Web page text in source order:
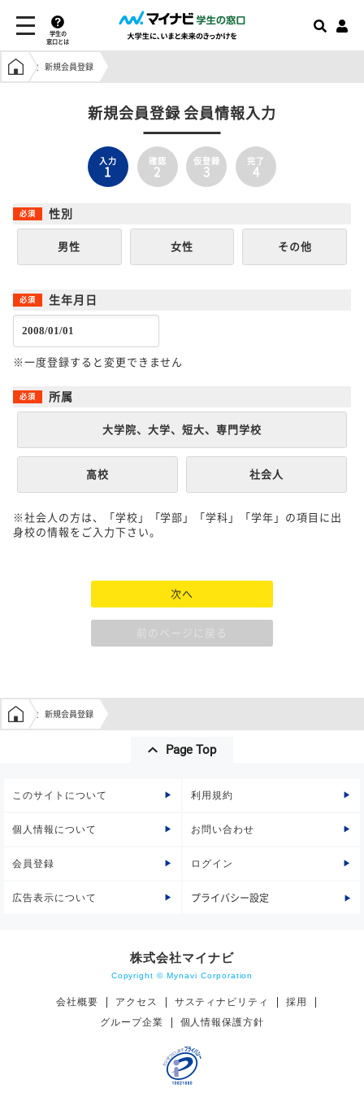
学生の
窓口とは
学生の窓口トップ
新規会員登録
新規会員登録 会員情報入力
入力
1
確認
2
仮登録
3
完了
4
性別
男性 女性 その他
生年月日
※一度登録すると変更できません
所属
大学院、大学、短大、専門学校
高校 社会人
※社会人の方は、「学校」「学部」「学科」「学年」の項目に出
身校の情報をご入力下さい。
次へ
前のページに戻る
学生の窓口トップ
新規会員登録
Page Top
このサイトについて 利用規約
個人情報について お問い合わせ
会員登録 ログイン
広告表示について プライバシー設定
株式会社マイナビ
Copyright © Mynavi Corporation
会社概要 アクセス サスティナビリティ
採用
グループ企業
個人情報保護方針